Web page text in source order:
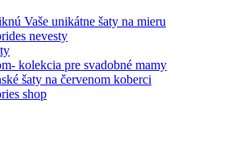
Vaše unikátne šaty na mieru
nevesty
kolekcia pre svadobné mamy
šaty na červenom koberci
shop